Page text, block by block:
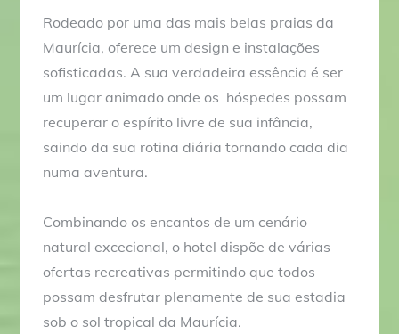
Rodeado por uma das mais belas praias da
Maurícia, oferece um design e instalações
sofisticadas. A sua verdadeira essência é ser
um lugar animado onde os hóspedes possam
recuperar o espírito livre de sua infância,
saindo da sua rotina diária tornando cada dia
numa aventura.
Combinando os encantos de um cenário
natural excecional, o hotel dispõe de várias
ofertas recreativas permitindo que todos
possam desfrutar plenamente de sua estadia
sob o sol tropical da Maurícia.